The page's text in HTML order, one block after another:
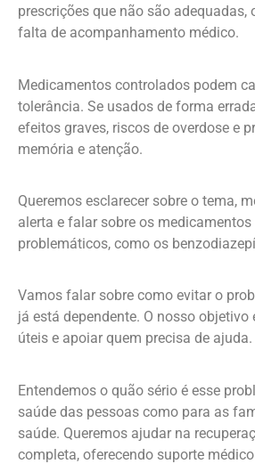
prescrições que não são adequadas,
falta de acompanhamento médico.
Medicamentos controlados podem
tolerância. Se usados de forma
efeitos graves, riscos de overdose e
memória e atenção.
Queremos esclarecer sobre o tema,
alerta e falar sobre os
problemáticos, como os
Vamos falar sobre como evitar o
já está dependente. O nosso
úteis e apoiar quem precisa de ajuda.
Entendemos o quão sério é esse
saúde das pessoas como para as
saúde. Queremos ajudar na
completa, oferecendo suporte